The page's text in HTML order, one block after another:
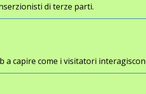
di terze parti.
capire come i visitatori